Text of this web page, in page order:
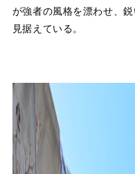
が強者の風格を漂わせ、
見据えている。